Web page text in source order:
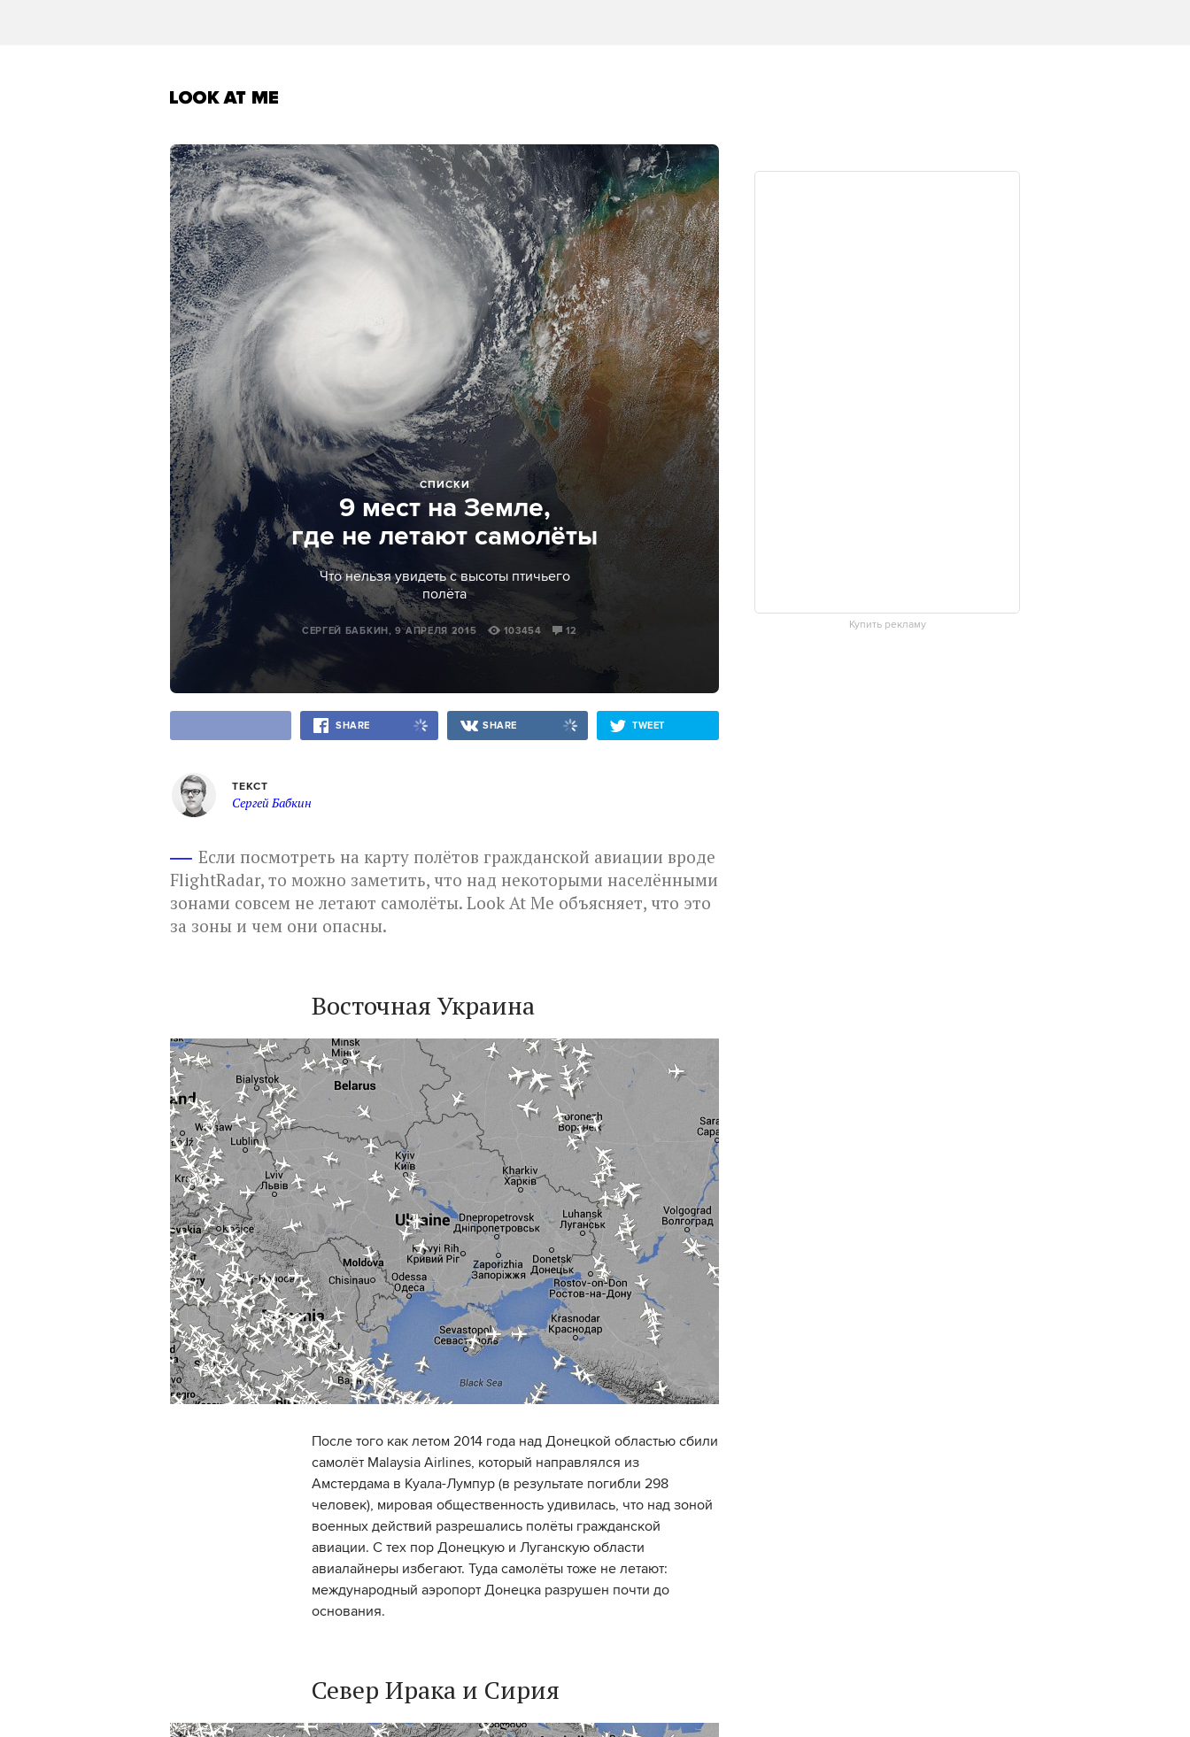
СПИСКИ
9 мест на Земле,
где не летают самолёты
Что нельзя увидеть с высоты птичьего
полёта
СЕРГЕЙ БАБКИН, 9 АПРЕЛЯ 2015 103454 12
SHARE SHARE TWEET
ТЕКСТ
Сергей Бабкин
Если посмотреть на карту полётов гражданской авиации вроде
FlightRadar, то можно заметить, что над некоторыми населёнными
зонами совсем не летают самолёты. Look At Me объясняет, что это
за зоны и чем они опасны.
Восточная Украина
После того как летом 2014 года над Донецкой областью сбили
самолёт Malaysia Airlines, который направлялся из
Амстердама в Куала-Лумпур (в результате погибли 298
человек), мировая общественность удивилась, что над зоной
военных действий разрешались полёты гражданской
авиации. С тех пор Донецкую и Луганскую области
авиалайнеры избегают. Туда самолёты тоже не летают:
международный аэропорт Донецка разрушен почти до
основания.
Север Ирака и Сирия
Купить рекламу